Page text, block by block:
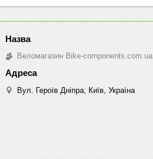
Веломагазин Bike-components.com.ua
Вул. Героїв Дніпра, Київ, Україна